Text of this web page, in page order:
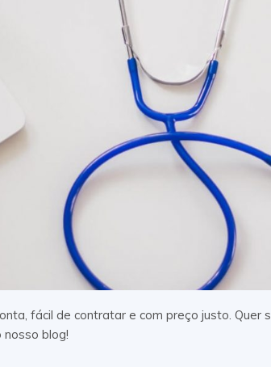
fácil de contratar e com preço justo. Quer
blog!